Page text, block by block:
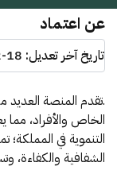
عن اعتماد
تاريخ آخر تعديل: 1448-
.تقدم المنصة
الخاص والأفراد، مما
التنموية في
الشفافية والكفاءة،